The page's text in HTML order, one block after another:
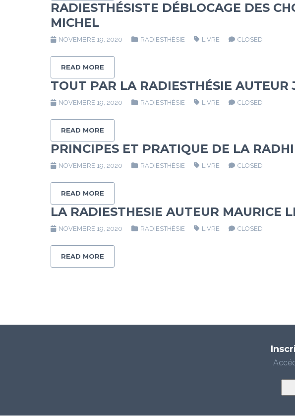
RADIESTHÉSISTE DÉBLOCAGE DES
MICHEL
NOVEMBRE 19, 2020 RADIESTHÉSIE LIVRE CLOSED
READ MORE
TOUT PAR LA RADIESTHÉSIE
NOVEMBRE 19, 2020 RADIESTHÉSIE LIVRE CLOSED
READ MORE
PRINCIPES ET PRATIQUE DE LA
NOVEMBRE 19, 2020 RADIESTHÉSIE LIVRE CLOSED
READ MORE
LA RADIESTHESIE AUTEUR MAURICE
NOVEMBRE 19, 2020 RADIESTHÉSIE LIVRE CLOSED
READ MORE